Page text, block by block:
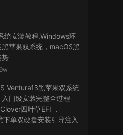
v5.0 专业的PDF处理软件
07-19
2026 for Mac v27.8.0
统安装教程,Windows环
苹果双系统，macOS黑
势
9w
Ventura13黑苹果双系统
门级安装完整全过程
四叶草EFI ，
单双硬盘安装引导注入